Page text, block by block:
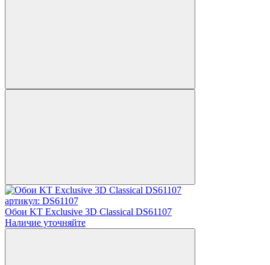
артикул: DS61107
Обои KT Exclusive 3D Classical DS61107
Наличие уточняйте